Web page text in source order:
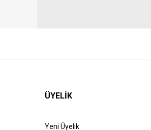
ÜYELİK
Yeni Üyelik